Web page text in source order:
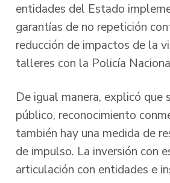
entidades del Estado
garantías de no repetición
reducción de impactos de la
talleres con la Policía
De igual manera, explicó que
público, reconocimiento
también hay una medida de
de impulso. La inversión con
articulación con entidades e